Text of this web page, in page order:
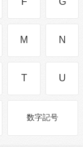
M N
T U
数字記号